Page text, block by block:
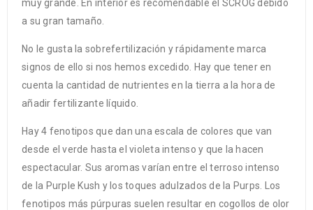
muy grande. En interior es recomendable el SCROG debido
a su gran tamaño.
No le gusta la sobrefertilización y rápidamente marca
signos de ello si nos hemos excedido. Hay que tener en
cuenta la cantidad de nutrientes en la tierra a la hora de
añadir fertilizante líquido.
Hay 4 fenotipos que dan una escala de colores que van
desde el verde hasta el violeta intenso y que la hacen
espectacular. Sus aromas varían entre el terroso intenso
de la Purple Kush y los toques adulzados de la Purps. Los
fenotipos más púrpuras suelen resultar en cogollos de olor